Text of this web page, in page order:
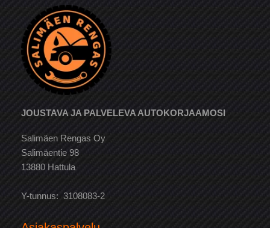
JOUSTAVA JA PALVELEVA AUTOKORJAAMOSI
Salimäen Rengas Oy
Salimäentie 98
13880 Hattula
Y-tunnus: 3108083-2